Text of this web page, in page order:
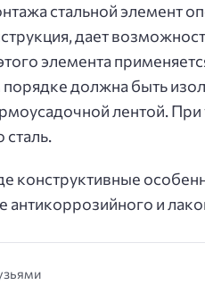
стальной элемент
дает
элемента
должна быть
лентой.
конструктивные
антикоррозийного и